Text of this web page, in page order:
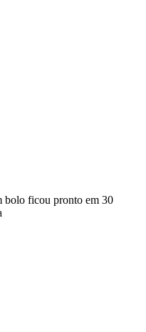
bolo ficou pronto em 30